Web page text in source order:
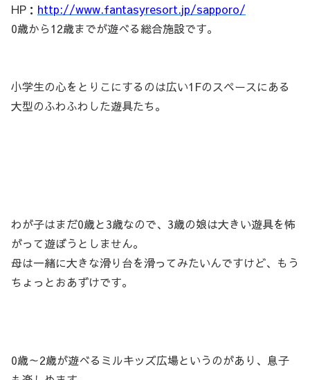
HP： http://www.fantasyresort.jp/sapporo/
0歳から12歳までが遊べる総合施設です。
小学生の心をとりこにするのは広い1Fのスペースにある
大型のふわふわした遊具たち。
わが子はまだ0歳と3歳なので、3歳の娘は大きい遊具を怖
がって遊ぼうとしません。
母は一緒に大きな滑り台を滑ってみたいんですけど、もう
ちょっとおあずけです。
0歳～2歳が遊べるミルキッズ広場というのがあり、息子